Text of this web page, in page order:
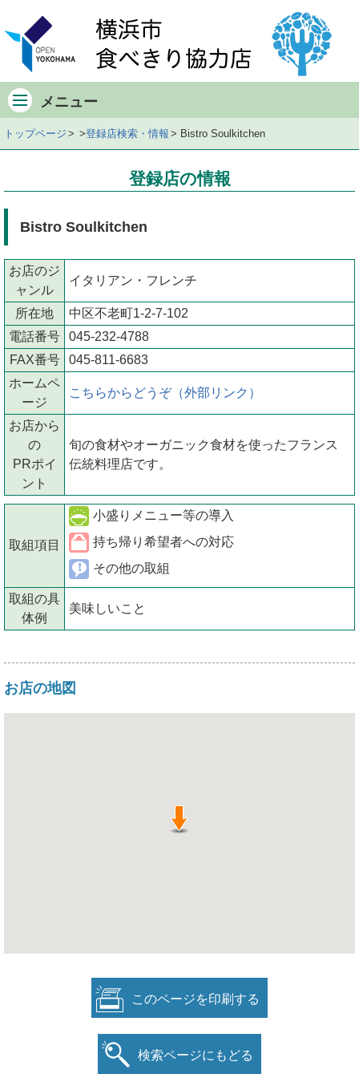
イ
ニ
ュ
店
舗
図
メニュー
トップページ 登録店検索・情報 Bistro Soulkitchen
登録店の情報
Bistro Soulkitchen
お店のジ
ャンル
イタリアン・フレンチ
所在地
中区不老町1-2-7-102
電話番号
045-232-4788
FAX番号
045-811-6683
ホームペ
ージ
こちらからどうぞ（外部リンク）
お店から
の
PRポイ
ント
旬の食材やオーガニック食材を使ったフランス
伝統料理店です。
取組項目
小盛りメニュー等の導入
持ち帰り希望者への対応
その他の取組
取組の具
体例
美味しいこと
お店の地図
このページを印刷する
検索ページにもどる